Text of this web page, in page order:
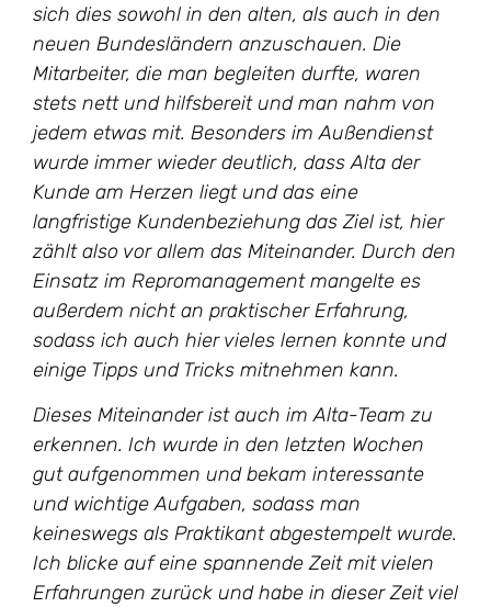
sich dies sowohl in den alten, als auch in den
neuen Bundesländern anzuschauen. Die
Mitarbeiter, die man begleiten durfte, waren
stets nett und hilfsbereit und man nahm von
jedem etwas mit. Besonders im Außendienst
wurde immer wieder deutlich, dass Alta der
Kunde am Herzen liegt und das eine
langfristige Kundenbeziehung das Ziel ist, hier
zählt also vor allem das Miteinander. Durch den
Einsatz im Repromanagement mangelte es
außerdem nicht an praktischer Erfahrung,
sodass ich auch hier vieles lernen konnte und
einige Tipps und Tricks mitnehmen kann.
Dieses Miteinander ist auch im Alta-Team zu
erkennen. Ich wurde in den letzten Wochen
gut aufgenommen und bekam interessante
und wichtige Aufgaben, sodass man
keineswegs als Praktikant abgestempelt wurde.
Ich blicke auf eine spannende Zeit mit vielen
Erfahrungen zurück und habe in dieser Zeit viel